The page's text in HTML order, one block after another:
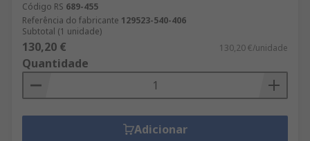
Código RS 689-455
Referência do fabricante 129523-540-406
Subtotal (1 unidade)
130,20 € 130,20 €/unidade
Quantidade
Adicionar